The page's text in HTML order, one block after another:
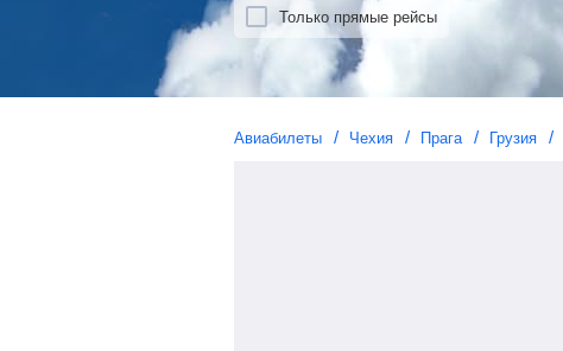
Только прямые рейсы
Авиабилеты Чехия Прага Грузия